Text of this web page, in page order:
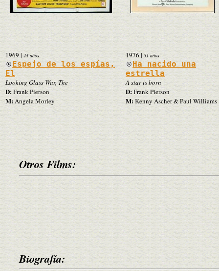
1969 | 44 años
Espejo de los espías,
El
Looking Glass War, The
D:Frank Pierson
M:Angela Morley
1976| 51 años
Ha nacido una
estrella
A star is born
D:Frank Pierson
M:Kenny Ascher & Paul Williams
Otros Films:
Biografía: